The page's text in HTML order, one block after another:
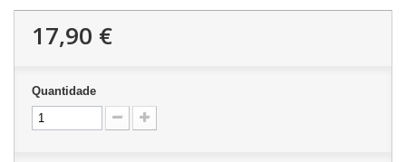
17,90 €
Quantidade